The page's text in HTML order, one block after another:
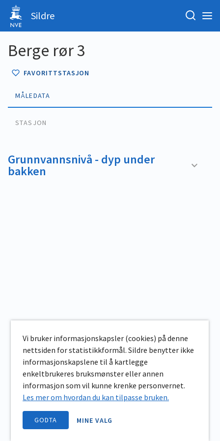
Sildre
Berge rør 3
FAVORITTSTASJON
MÅLEDATA
STASJON
Grunnvannsnivå - dyp under
bakken
Vi bruker informasjonskapsler (cookies) på denne
nettsiden for statistikkformål. Sildre benytter ikke
informasjonskapslene til å kartlegge
enkeltbrukeres bruksmønster eller annen
informasjon som vil kunne krenke personvernet.
Les mer om hvordan du kan tilpasse bruken.
GODTA MINE VALG